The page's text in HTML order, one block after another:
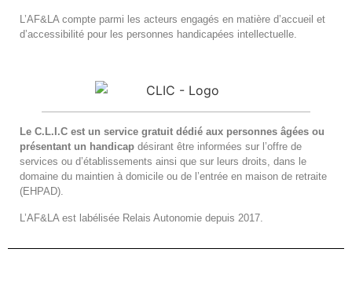
L’AF&LA compte parmi les acteurs engagés en matière d’accueil et
d’accessibilité pour les personnes handicapées intellectuelle.
Le C.L.I.C est un service gratuit dédié aux personnes âgées ou
présentant un handicap désirant être informées sur l’offre de
services ou d’établissements ainsi que sur leurs droits, dans le
domaine du maintien à domicile ou de l’entrée en maison de retraite
(EHPAD).
L’AF&LA est labélisée Relais Autonomie depuis 2017.